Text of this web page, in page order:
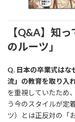
【Q&A】知
のルーツ」
Q. 日本の卒業式はな
流」の教育を取り入
を重視していたため
う今のスタイルが定
ツ）とは正反対の「